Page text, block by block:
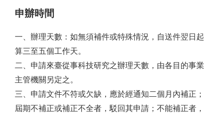
申辦時間
一、 辦理天數：如無須補件或特殊情況，自送件翌日起
算三至五個工作天。
二、 申請來臺從事科技研究之辦理天數，由各目的事業
主管機關另定之。
三、 申請文件不符或欠缺，應於經通知二個月內補正；
屆期不補正或補正不全者，駁回其申請；不能補正者，